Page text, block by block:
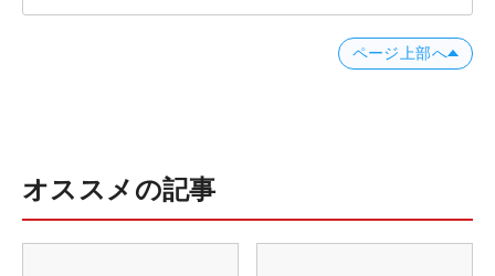
ページ上部へ
オススメの記事